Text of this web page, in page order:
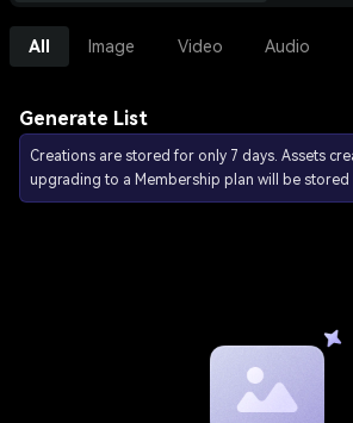
All Image Video Audio
Generate List
Creations are stored for only 7 days. Assets
upgrading to a Membership plan will be stored